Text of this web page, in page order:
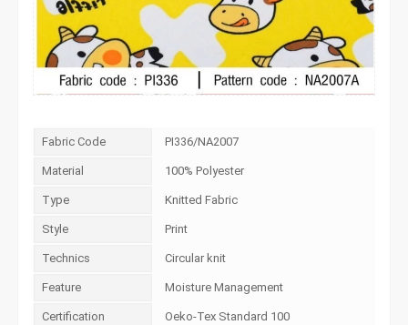
Fabric Code PI336/NA2007
Material 100% Polyester
Type Knitted Fabric
Style Print
Technics Circular knit
Feature Moisture Management
Certification Oeko-Tex Standard 100